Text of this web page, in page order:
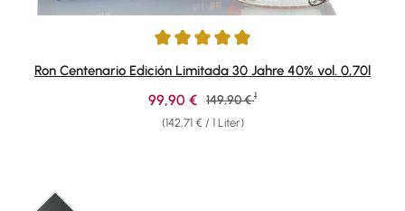
Durchschnittliche Bewertung von 4.92 von 5 Sternen
Ron Centenario Edición Limitada 30 Jahre 40% vol. 0,70l
(142,71 € / 1 Liter)
Verkaufspreis:
99,90 € Regulärer Preis:
149,90 € 1